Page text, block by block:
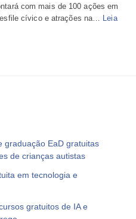
com mais de 100 ações em
cívico e atrações na… Leia
graduação EaD gratuitas
de crianças autistas
em tecnologia e
gratuitos de IA e